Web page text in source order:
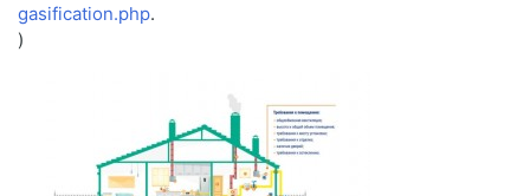
gasification.php.
)